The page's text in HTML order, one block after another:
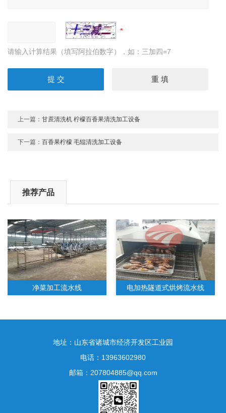
请输入计算结果（填写阿拉伯数字），如：三加四=7
上一篇：甘蔗清洗机 柠檬百香果清洗加工设备
下一篇：百香果柠檬 毛辊清洗加工设备
推荐产品
净菜加工流水线 电加热隧道式烘烤流水线
水果净菜加工生产线
地址：山东省诸城市经济开发区工业园
电话：13963602980
邮箱：207804885@qq.com